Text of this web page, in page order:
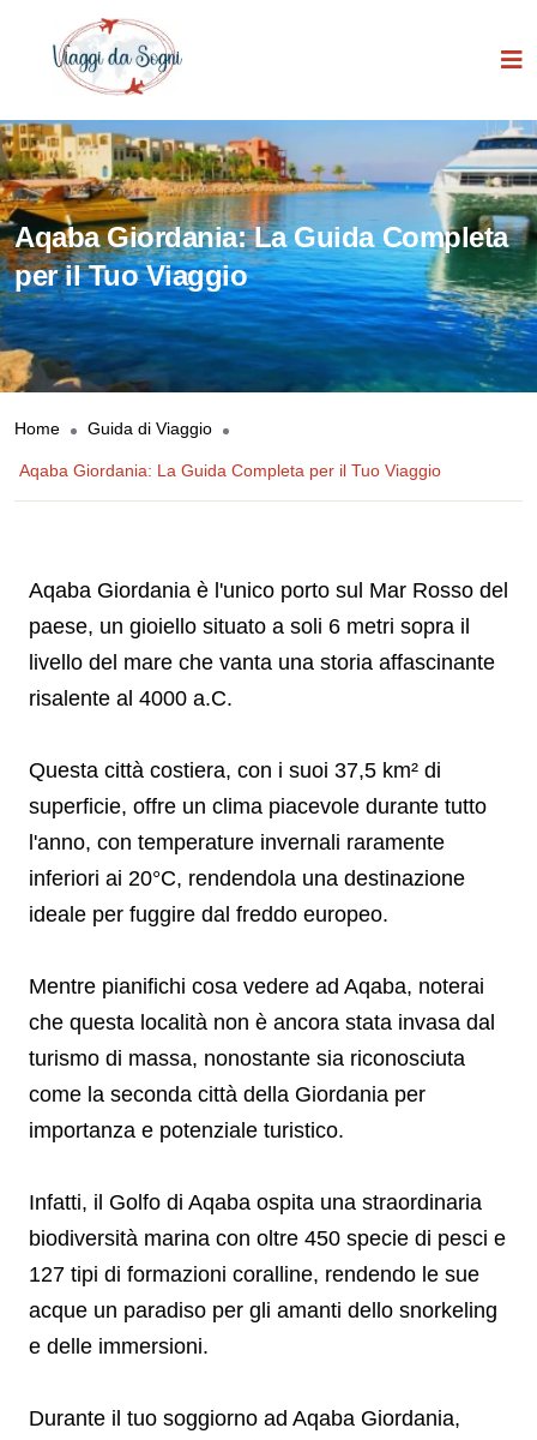
Aqaba Giordania: La Guida Completa
per il Tuo Viaggio
Home Guida di Viaggio
Aqaba Giordania: La Guida Completa per il Tuo Viaggio
Aqaba Giordania è l'unico porto sul Mar Rosso del
paese, un gioiello situato a soli 6 metri sopra il
livello del mare che vanta una storia affascinante
risalente al 4000 a.C.
Questa città costiera, con i suoi 37,5 km² di
superficie, offre un clima piacevole durante tutto
l'anno, con temperature invernali raramente
inferiori ai 20°C, rendendola una destinazione
ideale per fuggire dal freddo europeo.
Mentre pianifichi cosa vedere ad Aqaba, noterai
che questa località non è ancora stata invasa dal
turismo di massa, nonostante sia riconosciuta
come la seconda città della Giordania per
importanza e potenziale turistico.
Infatti, il Golfo di Aqaba ospita una straordinaria
biodiversità marina con oltre 450 specie di pesci e
127 tipi di formazioni coralline, rendendo le sue
acque un paradiso per gli amanti dello snorkeling
e delle immersioni.
Durante il tuo soggiorno ad Aqaba Giordania,